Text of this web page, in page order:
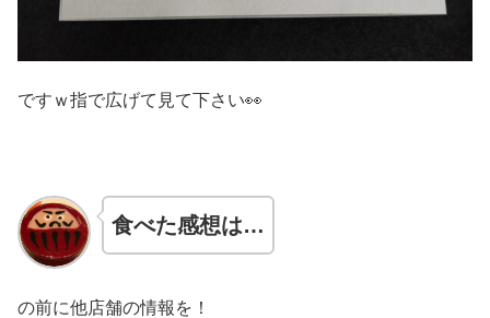
ですｗ指で広げて見て下さい👀
食べた感想は…
の前に他店舗の情報を！